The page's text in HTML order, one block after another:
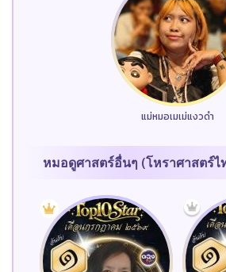
แม่หมอเมเม่แงวดำ
หมอดูศาสตร์อื่นๆ (โหราศาสตร์ไ